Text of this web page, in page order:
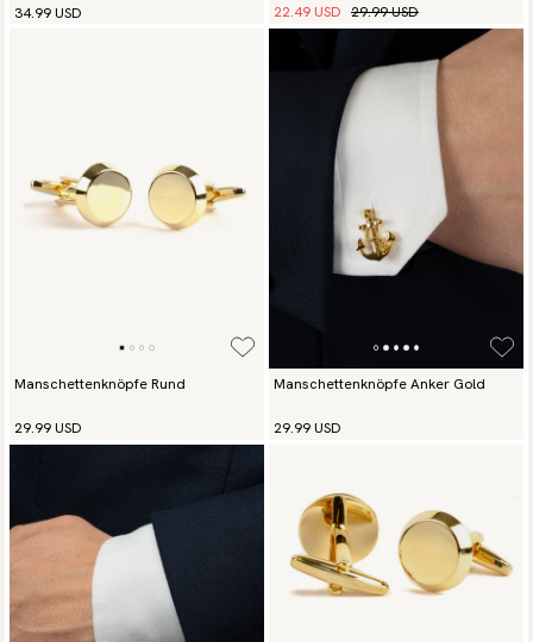
34.99 USD 22.49 USD 29.99 USD
Manschettenknöpfe Rund
29.99 USD
Manschettenknöpfe Anker Gold
29.99 USD